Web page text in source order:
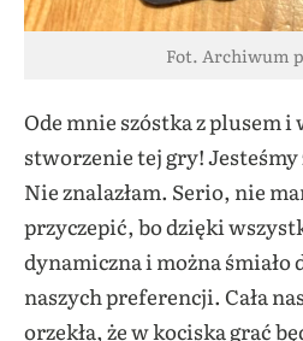
Fot. Archiwum
Ode mnie szóstka z plusem i
stworzenie tej gry!
Nie znalazłam. Serio, nie
przyczepić, bo dzięki
dynamiczna i można śmiało
naszych preferencji. Cała
orzekła, że w kociska grać